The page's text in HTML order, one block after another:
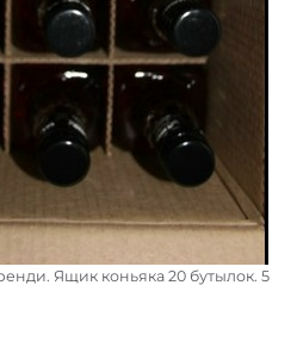
Ящик коньяка 20 бутылок. 5